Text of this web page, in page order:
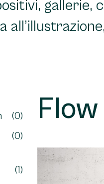
gallerie,
(0)
(0)
(1)
Flow